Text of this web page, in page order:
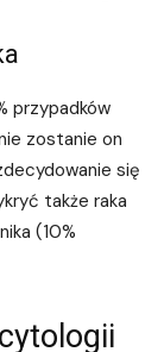
przypadków
zostanie on
się
także raka
(10%